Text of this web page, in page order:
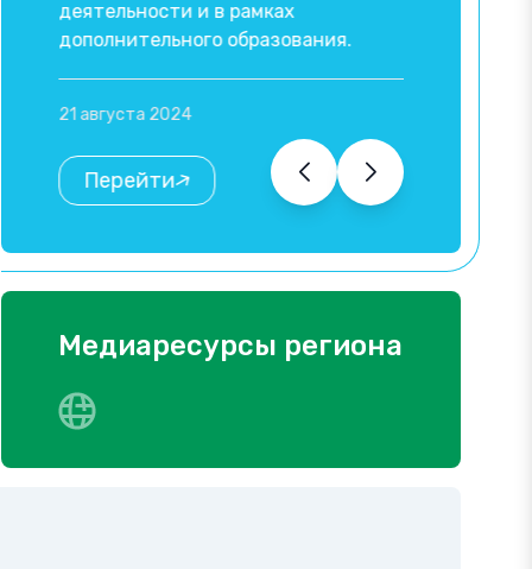
деятельности и в рамках
дополнительного образования.
21 августа 2024
Перейти
Медиаресурсы региона